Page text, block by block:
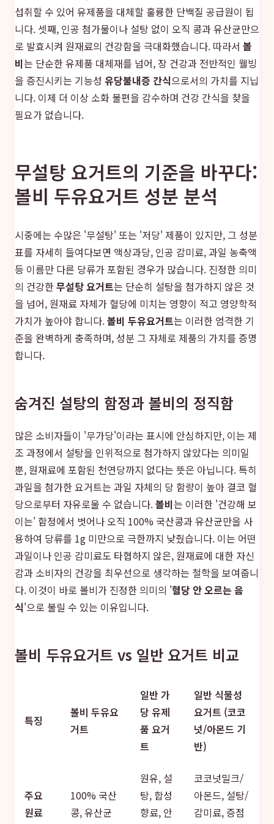
섭취할 수 있어 유제품을 대체할 훌륭한 단백질 공급원이 됩
니다. 셋째, 인공 첨가물이나 설탕 없이 오직 콩과 유산균만으
로 발효시켜 원재료의 건강함을 극대화했습니다. 따라서 볼
비는 단순한 유제품 대체재를 넘어, 장 건강과 전반적인 웰빙
을 증진시키는 기능성 유당불내증 간식으로서의 가치를 지닙
니다. 이제 더 이상 소화 불편을 감수하며 건강 간식을 찾을
필요가 없습니다.
무설탕 요거트의 기준을 바꾸다:
볼비 두유요거트 성분 분석
시중에는 수많은 '무설탕' 또는 '저당' 제품이 있지만, 그 성분
표를 자세히 들여다보면 액상과당, 인공 감미료, 과일 농축액
등 이름만 다른 당류가 포함된 경우가 많습니다. 진정한 의미
의 건강한무설탕 요거트는 단순히 설탕을 첨가하지 않은 것
을 넘어, 원재료 자체가 혈당에 미치는 영향이 적고 영양학적
가치가 높아야 합니다.볼비 두유요거트는 이러한 엄격한 기
준을 완벽하게 충족하며, 성분 그 자체로 제품의 가치를 증명
합니다.
숨겨진 설탕의 함정과 볼비의 정직함
많은 소비자들이 '무가당'이라는 표시에 안심하지만, 이는 제
조 과정에서 설탕을 인위적으로 첨가하지 않았다는 의미일
뿐, 원재료에 포함된 천연당까지 없다는 뜻은 아닙니다. 특히
과일을 첨가한 요거트는 과일 자체의 당 함량이 높아 결코 혈
당으로부터 자유로울 수 없습니다.볼비는 이러한 '건강해 보
이는' 함정에서 벗어나 오직 100% 국산콩과 유산균만을 사
용하여 당류를 1g 미만으로 극한까지 낮췄습니다. 이는 어떤
과일이나 인공 감미료도 타협하지 않은, 원재료에 대한 자신
감과 소비자의 건강을 최우선으로 생각하는 철학을 보여줍니
다. 이것이 바로 볼비가 진정한 의미의 '혈당 안 오르는 음
식'으로 불릴 수 있는 이유입니다.
볼비 두유요거트 vs 일반 요거트 비교
특징
볼비 두유요
거트
일반 가
당 유제
품 요거
트
일반 식물성
요거트 (코코
넛/아몬드 기
반)
주요
원료
100% 국산
콩, 유산균
원유, 설
탕, 합성
향료, 안
코코넛밀크/
아몬드, 설탕/
감미료, 증점